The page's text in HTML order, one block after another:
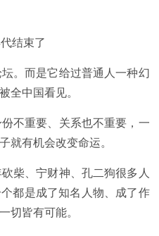
结束了
。而是它给过普通人一种幻
全中国看见。
不重要、关系也不重要，一
就有机会改变命运。
柴、宁财神、孔二狗很多人
都是成了知名人物、成了作
切皆有可能。